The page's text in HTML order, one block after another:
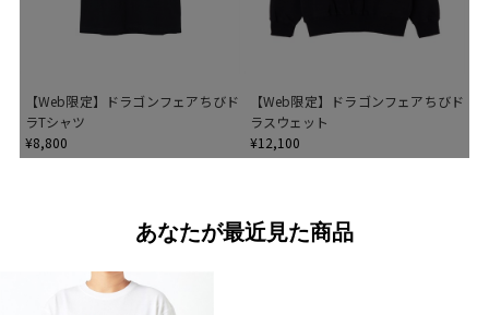
【Web限定】ドラゴンフェアちびド
ラTシャツ
¥8,800
【Web限定】ドラゴンフェアちびド
ラスウェット
¥12,100
あなたが最近見た商品